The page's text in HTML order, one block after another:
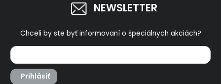
NEWSLETTER
Chceli by ste byť informovaní o špeciálnych akciách?
Prihlásiť